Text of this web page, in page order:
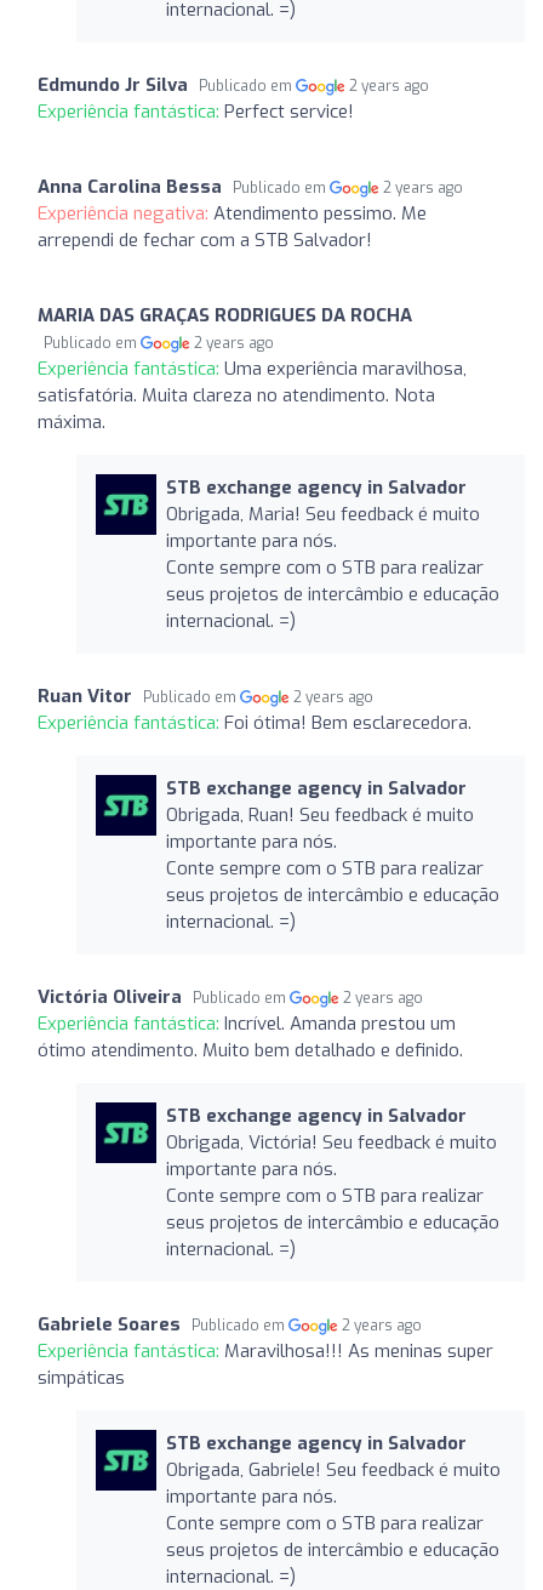
internacional. =)
Edmundo Jr Silva Publicado em 2 years ago
Experiência fantástica: Perfect service!
Anna Carolina Bessa Publicado em 2 years ago
Experiência negativa: Atendimento pessimo. Me
arrependi de fechar com a STB Salvador!
MARIA DAS GRAÇAS RODRIGUES DA ROCHA
Publicado em 2 years ago
Experiência fantástica: Uma experiência maravilhosa,
satisfatória. Muita clareza no atendimento. Nota
máxima.
STB exchange agency in Salvador
Obrigada, Maria! Seu feedback é muito
importante para nós.
Conte sempre com o STB para realizar
seus projetos de intercâmbio e educação
internacional. =)
Ruan Vitor Publicado em 2 years ago
Experiência fantástica: Foi ótima! Bem esclarecedora.
STB exchange agency in Salvador
Obrigada, Ruan! Seu feedback é muito
importante para nós.
Conte sempre com o STB para realizar
seus projetos de intercâmbio e educação
internacional. =)
Victória Oliveira Publicado em 2 years ago
Experiência fantástica: Incrível. Amanda prestou um
ótimo atendimento. Muito bem detalhado e definido.
STB exchange agency in Salvador
Obrigada, Victória! Seu feedback é muito
importante para nós.
Conte sempre com o STB para realizar
seus projetos de intercâmbio e educação
internacional. =)
Gabriele Soares Publicado em 2 years ago
Experiência fantástica: Maravilhosa!!! As meninas super
simpáticas
STB exchange agency in Salvador
Obrigada, Gabriele! Seu feedback é muito
importante para nós.
Conte sempre com o STB para realizar
seus projetos de intercâmbio e educação
internacional. =)